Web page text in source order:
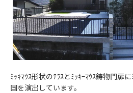
ﾐｯｷﾏｳｽ形状のﾃﾗｽとﾐｯｷｰﾏｳｽ鋳物門扉
国を演出しています。